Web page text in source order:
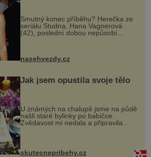
Smutný konec příběhu? Herečka ze
seriálu Studna, Hana Vagnerová
(42), poslední dobou nepůsobí
nasehvezdy.cz
Jak jsem opustila svoje tělo
U známých na chalupě jsme na půdě
našli staré bylinky po babičce.
Zvědavost mi nedala a připravila
jsem si z nich lektvar… Zimní pobyt
na chalupě se pro mě vlastní vinou
změnil v děsivý zážitek, na kt...
skutecnepribehy.cz